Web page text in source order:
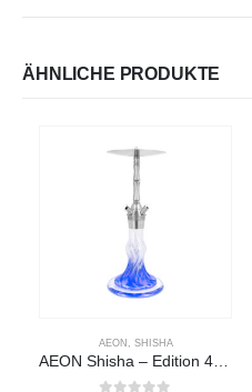
ÄHNLICHE PRODUKTE
AEON , SHISHA
AEON Shisha – Edition 4 – Premium Skyfall